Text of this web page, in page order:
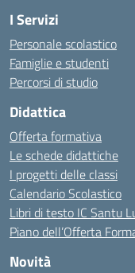
I Servizi
Personale scolastico
Famiglie e studenti
Percorsi di studio
Didattica
Offerta formativa
Le schede didattiche
I progetti delle classi
Calendario Scolastico
Libri di testo IC Santu
Piano dell’Offerta
Novità